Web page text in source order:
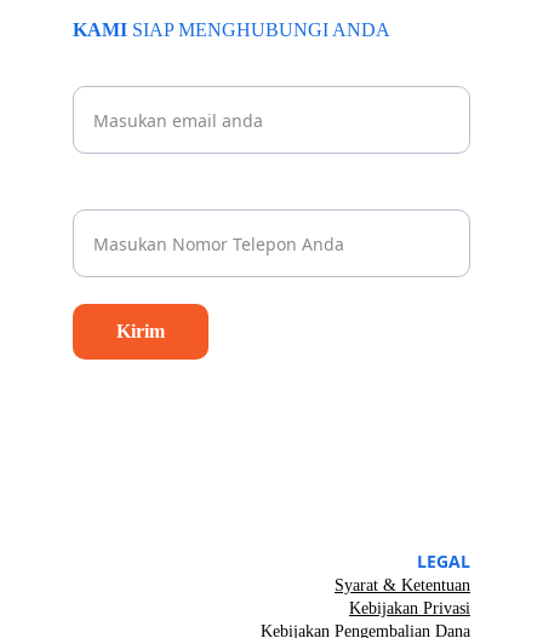
KAMI SIAP MENGHUBUNGI ANDA
Kirim
Syarat & Ketentuan
Kebijakan Privasi
LEGAL
Kebijakan Pengembalian Dana